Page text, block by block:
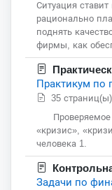
Ситуация
рационально
поднять
фирмы, как
Практикум по
35 страниц(ы)
«кризис»,
человека 1.
Задачи по